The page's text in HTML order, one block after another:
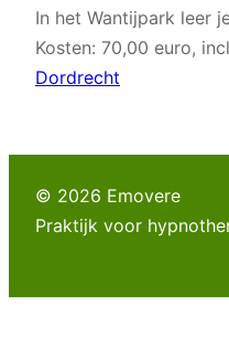
In het Wantijpark leer
Kosten: 70,00 euro,
Dordrecht
© 2026 Emovere
Praktijk voor